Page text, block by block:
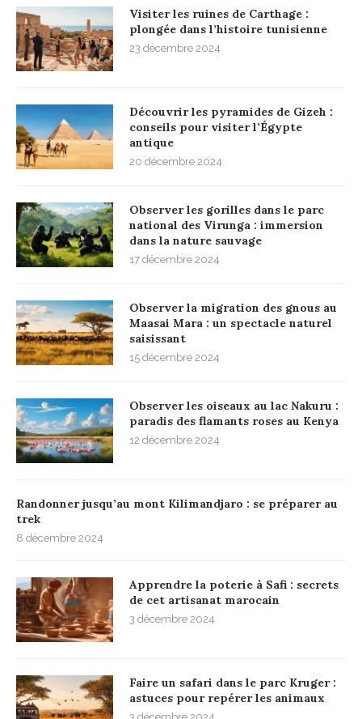
Visiter les ruines de Carthage :
plongée dans l’histoire tunisienne
23 décembre 2024
Découvrir les pyramides de Gizeh :
conseils pour visiter l’Égypte
antique
20 décembre 2024
Observer les gorilles dans le parc
national des Virunga : immersion
dans la nature sauvage
17 décembre 2024
Observer la migration des gnous au
Maasai Mara : un spectacle naturel
saisissant
15 décembre 2024
Observer les oiseaux au lac Nakuru :
paradis des flamants roses au Kenya
12 décembre 2024
Randonner jusqu’au mont Kilimandjaro : se préparer au
trek
8 décembre 2024
Apprendre la poterie à Safi : secrets
de cet artisanat marocain
3 décembre 2024
Faire un safari dans le parc Kruger :
astuces pour repérer les animaux